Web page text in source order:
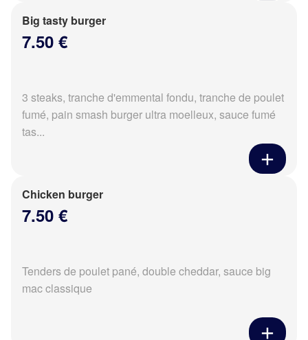
Big tasty burger
7.50 €
3 steaks, tranche d'emmental fondu, tranche de poulet
fumé, pain smash burger ultra moelleux, sauce fumé
tas...
Chicken burger
7.50 €
Tenders de poulet pané, double cheddar, sauce big
mac classique